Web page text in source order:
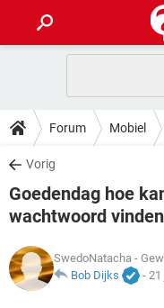
INSTAGRAM
NETFLIX
GRATIS
TIKTOK
HOW-TO
VIDEOBELLEN
NETFLIX
TIKTOK
DOWNLOADS
VIDEOBELLEN
INSTAGRAM
NETFLIX
GRATIS
FORUM
INSTAGRAM
ARTIKELEN
VIDEOBELLEN
Forum Mobiel
Vorig
Goedendag hoe
wachtwoord
SwedoNatacha -
Bob Dijks
- 21